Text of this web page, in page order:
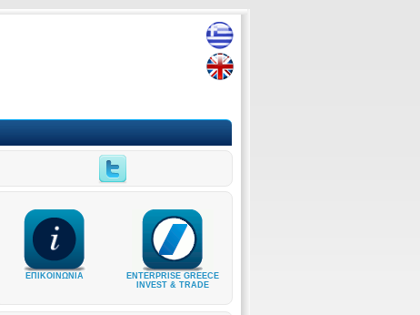
ΕΠΙΚΟΙΝΩΝΙΑ
ENTERPRISE GREECE
INVEST & TRADE